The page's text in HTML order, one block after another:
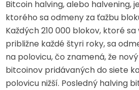
Bitcoin halving, alebo halvening,
ktorého sa odmeny za ťažbu
Každých 210 000 blokov, ktoré
približne každé štyri roky, sa
na polovicu, čo znamená, že
bitcoinov pridávaných do siete
polovicu nižší. Posledný halving